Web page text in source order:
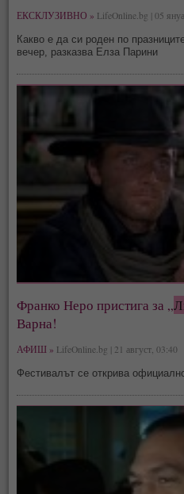
ЕКСКЛУЗИВНО » LifeOnline.bg | 05
Какво е да си роден по
вечер, разказва Елза Парини
Франко Неро пристига за „
Варна!
АФИШ » LifeOnline.bg | 21 август, 03:40
Фестивалът се открива